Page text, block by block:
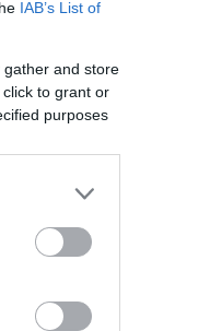
IAB’s List of
gather and store
to grant or
purposes
"Kokó
akart, én a
molinó
"Lóf.szt
területre,